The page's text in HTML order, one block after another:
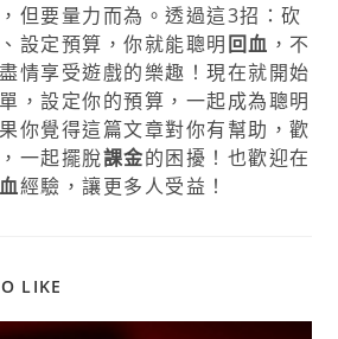
但要量力而為。透過這3招：砍
設定預算，你就能聰明回血 ，不
情享受遊戲的樂趣！現在就開始
，設定你的預算，一起成為聰明
你覺得這篇文章對你有幫助，歡
一起擺脫課金的困擾！也歡迎在
經驗，讓更多人受益！
LIKE